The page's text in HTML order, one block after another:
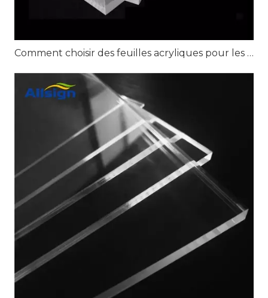
Comment choisir des feuilles acryliques pour les projets d'affichage au détail